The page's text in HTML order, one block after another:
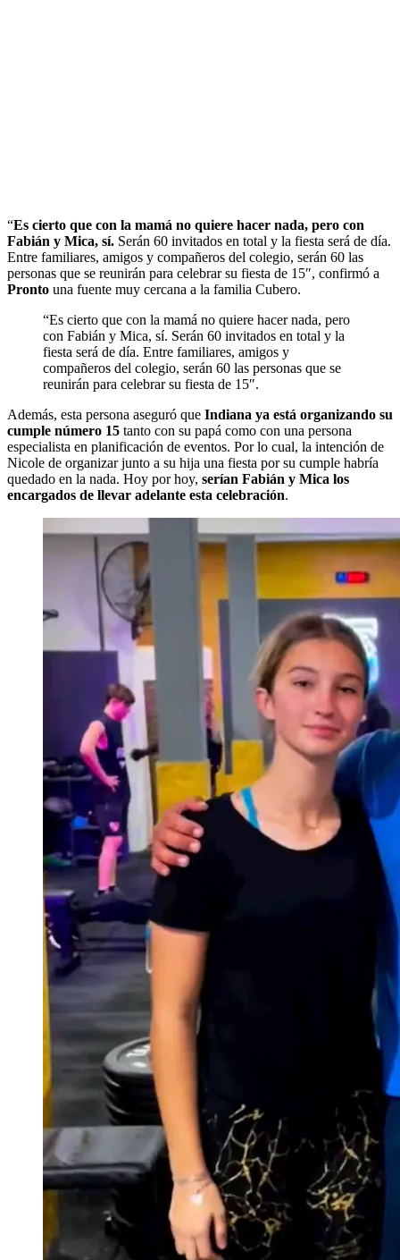
“Es cierto que con la mamá no quiere hacer nada, pero con
Fabián y Mica, sí. Serán 60 invitados en total y la fiesta será de día.
Entre familiares, amigos y compañeros del colegio, serán 60 las
personas que se reunirán para celebrar su fiesta de 15″, confirmó a
Pronto una fuente muy cercana a la familia Cubero.
“Es cierto que con la mamá no quiere hacer nada, pero
con Fabián y Mica, sí. Serán 60 invitados en total y la
fiesta será de día. Entre familiares, amigos y
compañeros del colegio, serán 60 las personas que se
reunirán para celebrar su fiesta de 15″.
Además, esta persona aseguró que Indiana ya está organizando su
cumple número 15 tanto con su papá como con una persona
especialista en planificación de eventos. Por lo cual, la intención de
Nicole de organizar junto a su hija una fiesta por su cumple habría
quedado en la nada. Hoy por hoy, serían Fabián y Mica los
encargados de llevar adelante esta celebración.